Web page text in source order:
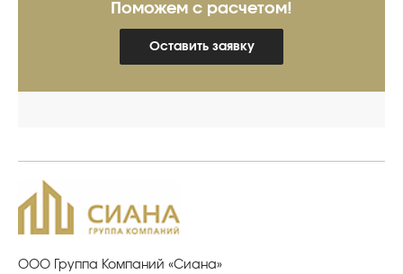
Поможем с расчетом!
Оставить заявку
ООО Группа Компаний «Сиана»